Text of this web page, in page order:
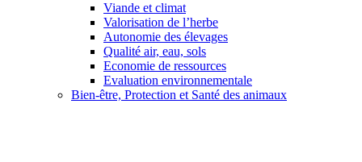
Viande et climat
Valorisation de l’herbe
Autonomie des élevages
Qualité air, eau, sols
Economie de ressources
Evaluation environnementale
Bien-être, Protection et Santé des animaux